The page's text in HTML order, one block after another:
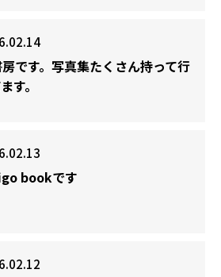
です。写真集たくさん持って行
す。
bookです